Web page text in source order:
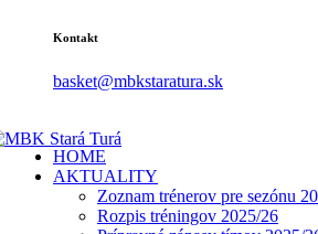
Kontakt
basket@mbkstaratura.sk
HOME
AKTUALITY
Zoznam trénerov pre sezónu
Rozpis tréningov 2025/26